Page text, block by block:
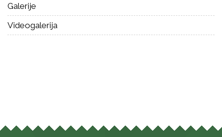
Galerije
Videogalerija